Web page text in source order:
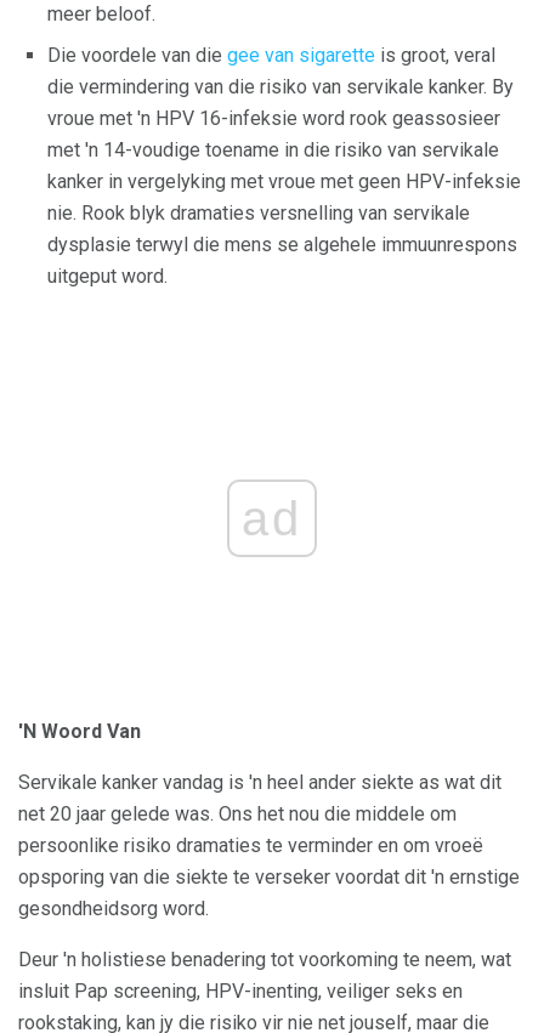
meer beloof.
Die voordele van die gee van sigarette is groot, veral
die vermindering van die risiko van servikale kanker. By
vroue met 'n HPV 16-infeksie word rook geassosieer
met 'n 14-voudige toename in die risiko van servikale
kanker in vergelyking met vroue met geen HPV-infeksie
nie. Rook blyk dramaties versnelling van servikale
dysplasie terwyl die mens se algehele immuunrespons
uitgeput word.
ad
'N Woord Van
Servikale kanker vandag is 'n heel ander siekte as wat dit
net 20 jaar gelede was. Ons het nou die middele om
persoonlike risiko dramaties te verminder en om vroeë
opsporing van die siekte te verseker voordat dit 'n ernstige
gesondheidsorg word.
Deur 'n holistiese benadering tot voorkoming te neem, wat
insluit Pap screening, HPV-inenting, veiliger seks en
rookstaking, kan jy die risiko vir nie net jouself, maar die